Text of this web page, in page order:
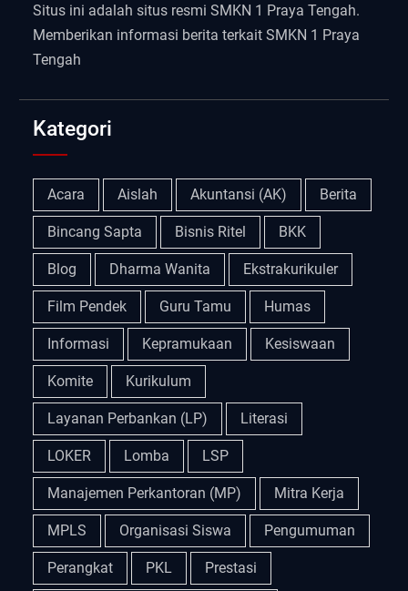
Situs ini adalah situs resmi SMKN 1 Praya Tengah.
Memberikan informasi berita terkait SMKN 1 Praya
Tengah
Kategori
Acara Aislah Akuntansi (AK) Berita
Bincang Sapta Bisnis Ritel BKK
Blog Dharma Wanita Ekstrakurikuler
Film Pendek Guru Tamu Humas
Informasi Kepramukaan Kesiswaan
Komite Kurikulum
Layanan Perbankan (LP) Literasi
LOKER Lomba LSP
Manajemen Perkantoran (MP) Mitra Kerja
MPLS Organisasi Siswa Pengumuman
Perangkat PKL Prestasi